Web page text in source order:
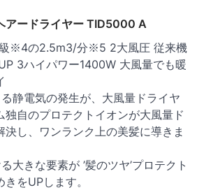
アードライヤー TID5000 A
級※4の2.5m3/分※5 2大風圧 従来機
3ハイパワー1400W 大風量でも暖
静電気の発生が、大風量ドライヤ
独自のプロテクトイオンが大風量ド
決し、ワンランク上の美髪に導きま
大きな要素が ’髪のツヤ’プロテクト
をUPします。